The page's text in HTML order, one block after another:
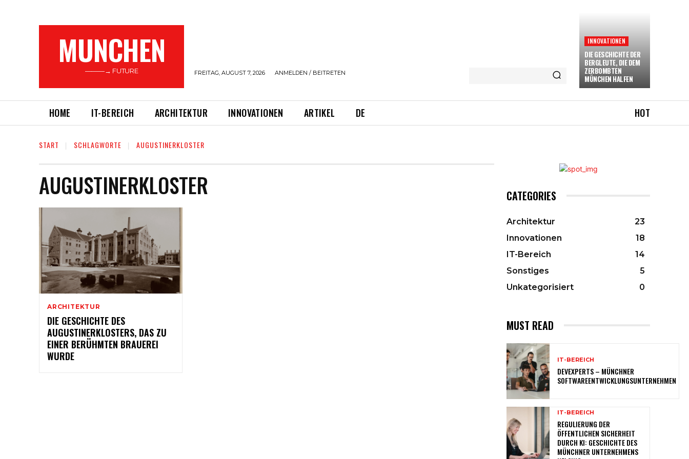
MUNCHEN
———→ FUTURE FREITAG, AUGUST 7, 2026 ANMELDEN / BEITRETEN
INNOVATIONEN
DIE GESCHICHTE DER
BERGLEUTE, DIE DEM
ZERBOMBTEN
MÜNCHEN HALFEN
HOME IT-BEREICH ARCHITEKTUR INNOVATIONEN ARTIKEL DE HOT
START SCHLAGWORTE AUGUSTINERKLOSTER
AUGUSTINERKLOSTER
ARCHITEKTUR
DIE GESCHICHTE DES
AUGUSTINERKLOSTERS, DAS ZU
EINER BERÜHMTEN BRAUEREI
WURDE
CATEGORIES
Architektur
23
Innovationen
18
IT-Bereich
14
Sonstiges
5
Unkategorisiert
0
MUST READ
IT-BEREICH
DEVEXPERTS – MÜNCHNER
SOFTWAREENTWICKLUNGSUNTERNEHMEN
IT-BEREICH
REGULIERUNG DER
ÖFFENTLICHEN SICHERHEIT
DURCH KI: GESCHICHTE DES
MÜNCHNER UNTERNEHMENS